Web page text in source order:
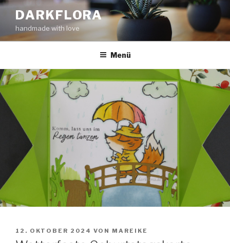
Zum
Inhalt
springen
DARKFLORA
handmade with love
Menü
VERÖFFENTLICHT
AM
12. OKTOBER 2024 VON MAREIKE